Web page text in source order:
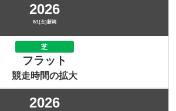
2026
8/1(土)新潟
芝
フラット
競走時間の拡大
2026